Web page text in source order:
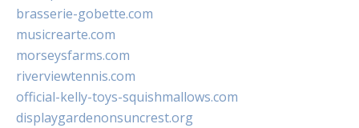
brasserie-gobette.com
musicrearte.com
morseysfarms.com
riverviewtennis.com
official-kelly-toys-squishmallows.com
displaygardenonsuncrest.org